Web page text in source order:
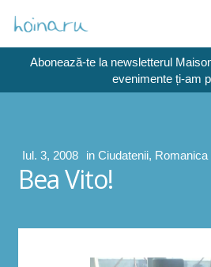
Abonează-te la newsletterul
evenimente ți-am
Iul. 3, 2008 in Ciudatenii, Romanica
Bea Vito!